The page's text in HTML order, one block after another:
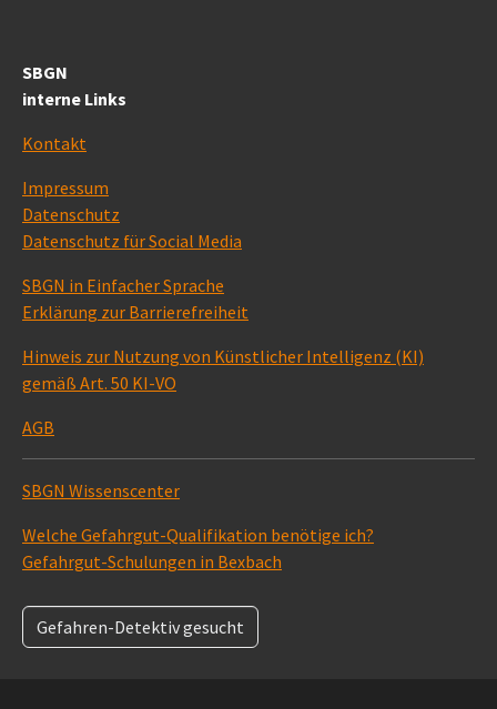
SBGN
interne Links
Kontakt
Impressum
Datenschutz
Datenschutz für Social Media
SBGN in Einfacher Sprache
Erklärung zur Barrierefreiheit
Hinweis zur Nutzung von Künstlicher Intelligenz (KI)
gemäß Art. 50 KI-VO
AGB
SBGN Wissenscenter
Welche Gefahrgut-Qualifikation benötige ich?
Gefahrgut-Schulungen in Bexbach
Gefahren-Detektiv gesucht